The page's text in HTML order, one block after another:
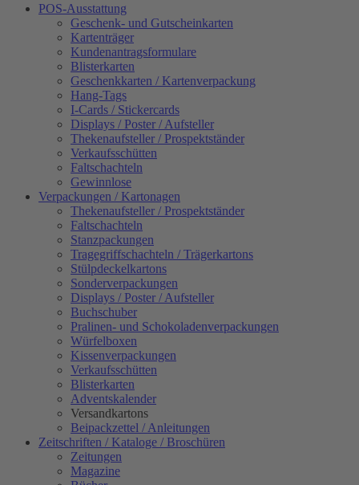
POS-Ausstattung
Geschenk- und Gutscheinkarten
Kartenträger
Kundenantragsformulare
Blisterkarten
Geschenkkarten / Kartenverpackung
Hang-Tags
I-Cards / Stickercards
Displays / Poster / Aufsteller
Thekenaufsteller / Prospektständer
Verkaufsschütten
Faltschachteln
Gewinnlose
Verpackungen / Kartonagen
Thekenaufsteller / Prospektständer
Faltschachteln
Stanzpackungen
Tragegriffschachteln / Trägerkartons
Stülpdeckelkartons
Sonderverpackungen
Displays / Poster / Aufsteller
Buchschuber
Pralinen- und Schokoladenverpackungen
Würfelboxen
Kissenverpackungen
Verkaufsschütten
Blisterkarten
Adventskalender
Versandkartons
Beipackzettel / Anleitungen
Zeitschriften / Kataloge / Broschüren
Zeitungen
Magazine